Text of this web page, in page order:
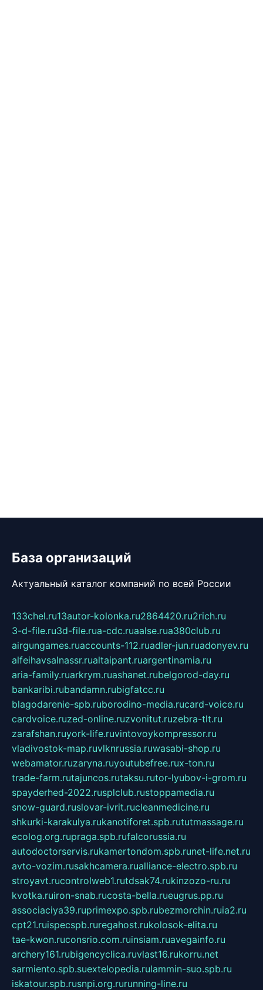
База организаций
Актуальный каталог компаний по всей России
133chel.ru13autor-kolonka.ru2864420.ru2rich.ru
3-d-file.ru3d-file.rua-cdc.ruaalse.rua380club.ru
airgungames.ruaccounts-112.ruadler-jun.ruadonyev.ru
alfeihavsalnassr.rualtaipant.ruargentinamia.ru
aria-family.ruarkrym.ruashanet.rubelgorod-day.ru
bankaribi.rubandamn.rubigfatcc.ru
blagodarenie-spb.ruborodino-media.rucard-voice.ru
cardvoice.ruzed-online.ruzvonitut.ruzebra-tlt.ru
zarafshan.ruyork-life.ruvintovoykompressor.ru
vladivostok-map.ruvlknrussia.ruwasabi-shop.ru
webamator.ruzaryna.ruyoutubefree.rux-ton.ru
trade-farm.rutajuncos.rutaksu.rutor-lyubov-i-grom.ru
spayderhed-2022.rusplclub.rustoppamedia.ru
snow-guard.ruslovar-ivrit.rucleanmedicine.ru
shkurki-karakulya.rukanotiforet.spb.rututmassage.ru
ecolog.org.rupraga.spb.rufalcorussia.ru
autodoctorservis.rukamertondom.spb.runet-life.net.ru
avto-vozim.rusakhcamera.rualliance-electro.spb.ru
stroyavt.rucontrolweb1.rutdsak74.rukinzozo-ru.ru
kvotka.ruiron-snab.rucosta-bella.rueugrus.pp.ru
associaciya39.ruprimexpo.spb.rubezmorchin.ruia2.ru
cpt21.ruispecspb.ruregahost.rukolosok-elita.ru
tae-kwon.ruconsrio.com.ruinsiam.ruavegainfo.ru
archery161.rubigencyclica.ruvlast16.rukorru.net
sarmiento.spb.suextelopedia.rulammin-suo.spb.ru
iskatour.spb.rusnpi.org.rurunning-line.ru